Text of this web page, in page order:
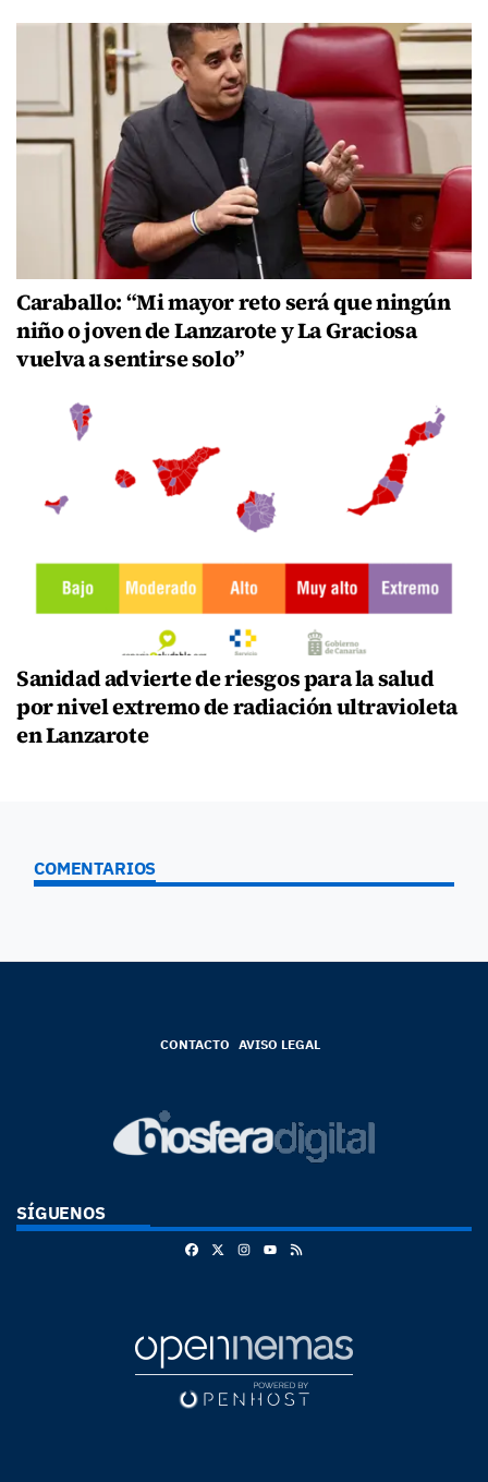
Caraballo: “Mi mayor reto será que ningún
niño o joven de Lanzarote y La Graciosa
vuelva a sentirse solo”
Sanidad advierte de riesgos para la salud
por nivel extremo de radiación ultravioleta
en Lanzarote
COMENTARIOS
CONTACTO AVISO LEGAL
SÍGUENOS
FacebookInstagram